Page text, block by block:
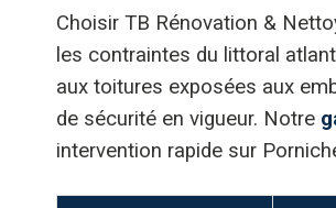
Choisir TB Rénovation &
les contraintes du littoral
aux toitures exposées aux
de sécurité en vigueur. Notre
intervention rapide sur